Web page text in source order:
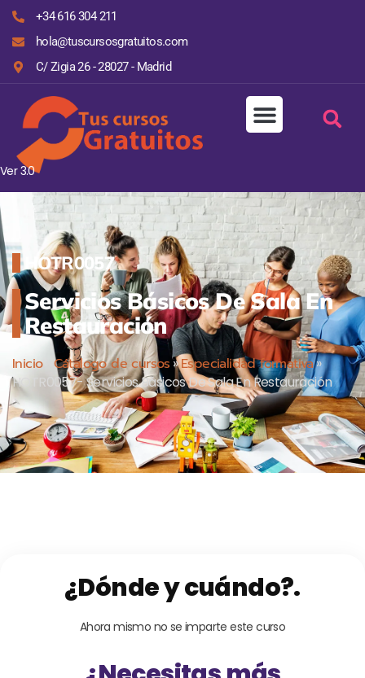
+34 616 304 211
hola@tuscursosgratuitos.com
C/ Zigia 26 - 28027 - Madrid
Ver 3.0
HOTR0057
Servicios Básicos De Sala En
Restauración
Inicio» Cátalogo de cursos»Especialidad formativa»
HOTR0057- Servicios Básicos De Sala En Restauración
¿Dónde y cuándo?.
Ahora mismo no se imparte este curso